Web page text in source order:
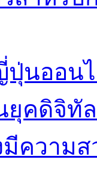
ปุ่นออน
ยุคดิจิทัล
ความ